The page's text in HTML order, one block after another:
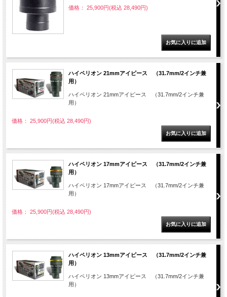
価格： 25,900円(税込 28,490円)
ハイペリオン 21mmアイピース （31.7mm/2インチ兼
用）
ハイペリオン 21mmアイピース （31.7mm/2インチ兼
用）
価格： 25,900円(税込 28,490円)
ハイペリオン 17mmアイピース （31.7mm/2インチ兼
用）
ハイペリオン 17mmアイピース （31.7mm/2インチ兼
用）
価格： 25,900円(税込 28,490円)
ハイペリオン 13mmアイピース （31.7mm/2インチ兼
用）
ハイペリオン 13mmアイピース （31.7mm/2インチ兼
用）